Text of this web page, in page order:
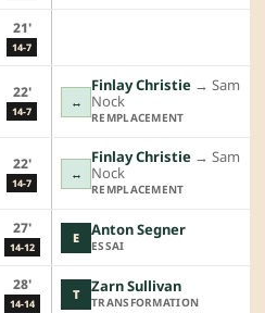
21'
14-7
22'
14-7
↔
Finlay Christie →︎ Sam
Nock
REMPLACEMENT
22'
14-7
↔
Finlay Christie →︎ Sam
Nock
REMPLACEMENT
27'
14-12
E Anton Segner
ESSAI
28'
14-14
T Zarn Sullivan
TRANSFORMATION